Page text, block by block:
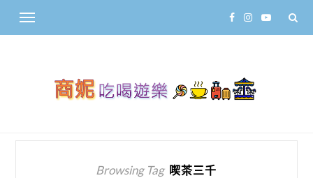
Browsing Tag 喫茶三千